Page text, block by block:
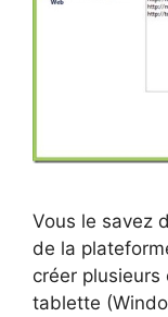
Vous le savez
de la
créer
tablette